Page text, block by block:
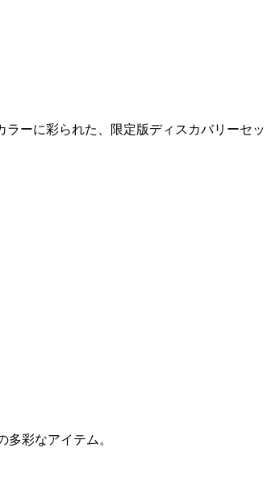
ラーに彩られた、限定版ディスカバリーセ
彩なアイテム。